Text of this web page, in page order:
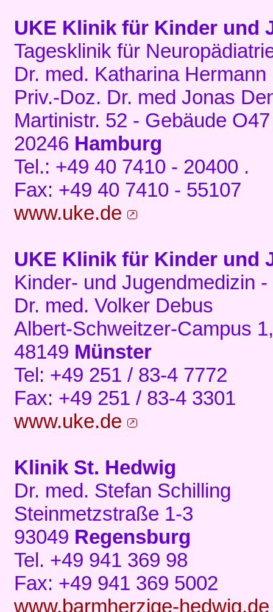
UKE Klinik für Kinder und
Tagesklinik für
Dr. med. Katharina Hermann
Priv.-Doz. Dr. med Jonas
Martinistr. 52 - Gebäude O47
20246 Hamburg
Tel.: +49 40 7410 - 20400 .
Fax: +49 40 7410 - 55107
www.uke.de
UKE Klinik für Kinder und
Kinder- und Jugendmedizin
Dr. med. Volker Debus
Albert-Schweitzer-Campus
48149 Münster
Tel: +49 251 / 83-4 7772
Fax: +49 251 / 83-4 3301
www.uke.de
Klinik St. Hedwig
Dr. med. Stefan Schilling
Steinmetzstraße 1-3
93049 Regensburg
Tel. +49 941 369 98
Fax: +49 941 369 5002
www.barmherzige-